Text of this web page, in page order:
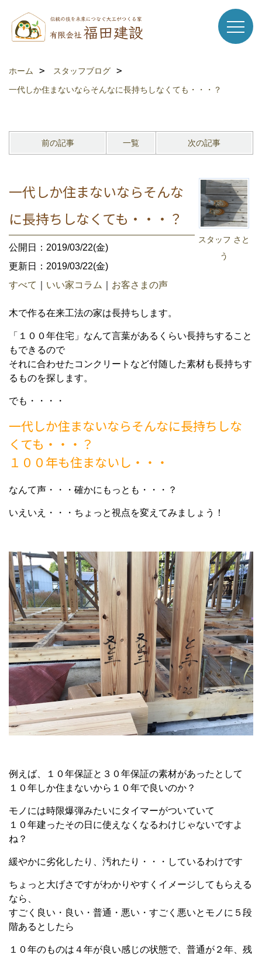
ホーム
スタッフブログ
一代しか住まないならそんなに長持ちしなくても・・・？
前の記事 一覧 次の記事
スタッフ さと
う
一代しか住まないならそんな
に長持ちしなくても・・・？
公開日：2019/03/22(金)
更新日：2019/03/22(金)
すべて
いい家コラム お客さまの声
木で作る在来工法の家は長持ちします。
「１００年住宅」なんて言葉があるくらい長持ちすること
もできるので
それに合わせたコンクリートなど付随した素材も長持ちす
るものを探します。
でも・・・・
一代しか住まないならそんなに長持ちしな
くても・・・？
１００年も住まないし・・・
なんて声・・・確かにもっとも・・・？
いえいえ・・・ちょっと視点を変えてみましょう！
例えば、１０年保証と３０年保証の素材があったとして
１０年しか住まないから１０年で良いのか？
モノには時限爆弾みたいにタイマーがついていて
１０年建ったその日に使えなくなるわけじゃないですよ
ね？
緩やかに劣化したり、汚れたり・・・しているわけです
ちょっと大げさですがわかりやすくイメージしてもらえる
なら、
すごく良い・良い・普通・悪い・すごく悪いと モノに５段
階あるとしたら
１０年のものは４年が良い感じの状態で、普通が２年、残